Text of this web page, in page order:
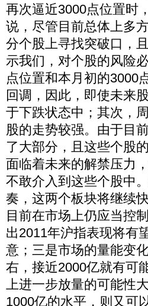
再次逼近3000点位置时
说，尽管目前总体上多
分个股上寻找突破口，
示我们，对个股的风险
点位置和本月初的3000
回调，因此，即使未来
于下跌状态中；其次，
股的走势较强。由于目
了大部分，且这些个股
面临着未来的解禁压力
不敢介入到这些个股中
奏，这两个板块将继续
目前在市场上仍应当控
出2011年沪指表现将有
意；三是市场的量能变
右，接近2000亿就有可
上进一步放量的可能性
1000亿的水平，则又可